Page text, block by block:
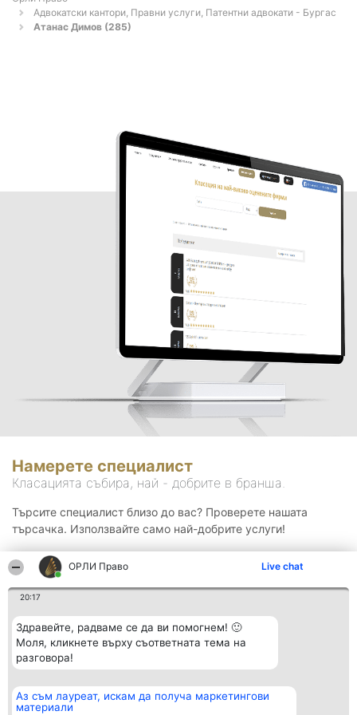
ОРЛИ Право Live chat
20:17
Здравейте, радваме се да ви помогнем! 🙂
Моля, кликнете върху съответната тема на
разговора!
Аз съм лауреат, искам да получа маркетингови
материали
Адвокатски кантори, Правни услуги, Патентни адвокати - Бургас
Атанас Димов (285)
Намерете специалист
Класацията събира, най - добрите в бранша.
Търсите специалист близо до вас? Проверете нашата
търсачка. Използвайте само най-добрите услуги!
Организатор на
класиране
Класация Контакти